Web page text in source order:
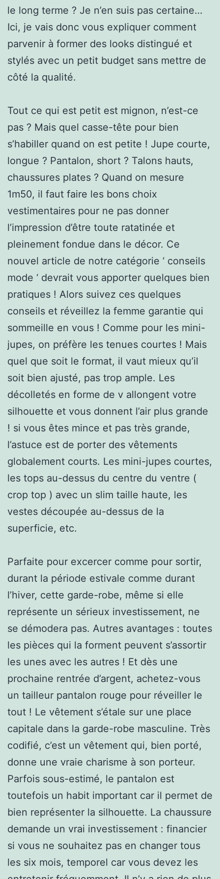
le long terme ? Je n’en suis pas certaine…
Ici, je vais donc vous expliquer comment
parvenir à former des looks distingué et
stylés avec un petit budget sans mettre de
côté la qualité.
Tout ce qui est petit est mignon, n’est-ce
pas ? Mais quel casse-tête pour bien
s’habiller quand on est petite ! Jupe courte,
longue ? Pantalon, short ? Talons hauts,
chaussures plates ? Quand on mesure
1m50, il faut faire les bons choix
vestimentaires pour ne pas donner
l’impression d’être toute ratatinée et
pleinement fondue dans le décor. Ce
nouvel article de notre catégorie ‘ conseils
mode ‘ devrait vous apporter quelques bien
pratiques ! Alors suivez ces quelques
conseils et réveillez la femme garantie qui
sommeille en vous ! Comme pour les mini-
jupes, on préfère les tenues courtes ! Mais
quel que soit le format, il vaut mieux qu’il
soit bien ajusté, pas trop ample. Les
décolletés en forme de v allongent votre
silhouette et vous donnent l’air plus grande
! si vous êtes mince et pas très grande,
l’astuce est de porter des vêtements
globalement courts. Les mini-jupes courtes,
les tops au-dessus du centre du ventre (
crop top ) avec un slim taille haute, les
vestes découpée au-dessus de la
superficie, etc.
Parfaite pour excercer comme pour sortir,
durant la période estivale comme durant
l’hiver, cette garde-robe, même si elle
représente un sérieux investissement, ne
se démodera pas. Autres avantages : toutes
les pièces qui la forment peuvent s’assortir
les unes avec les autres ! Et dès une
prochaine rentrée d’argent, achetez-vous
un tailleur pantalon rouge pour réveiller le
tout ! Le vêtement s’étale sur une place
capitale dans la garde-robe masculine. Très
codifié, c’est un vêtement qui, bien porté,
donne une vraie charisme à son porteur.
Parfois sous-estimé, le pantalon est
toutefois un habit important car il permet de
bien représenter la silhouette. La chaussure
demande un vrai investissement : financier
si vous ne souhaitez pas en changer tous
les six mois, temporel car vous devez les